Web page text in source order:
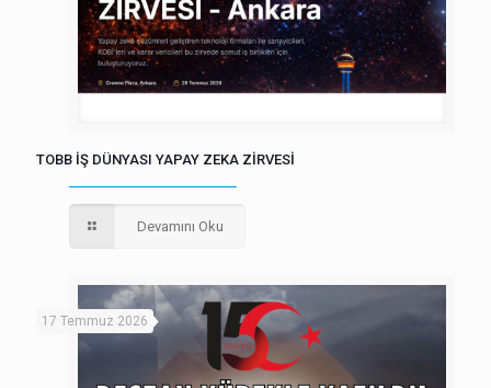
TOBB İŞ DÜNYASI YAPAY ZEKA ZİRVESİ
Devamını Oku
17 Temmuz 2026